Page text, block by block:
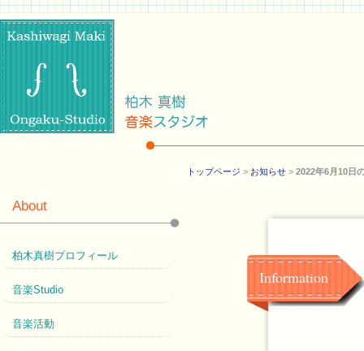
トップページ > お知らせ > 2022年6月10日
Information
About
柏木真樹プロフィール
音楽Studio
音楽活動